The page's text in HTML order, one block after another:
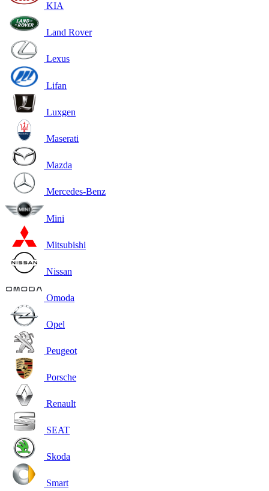
KIA
Land Rover
Lexus
Lifan
Luxgen
Maserati
Mazda
Mercedes-Benz
Mini
Mitsubishi
Nissan
Omoda
Opel
Peugeot
Porsche
Renault
SEAT
Skoda
Smart